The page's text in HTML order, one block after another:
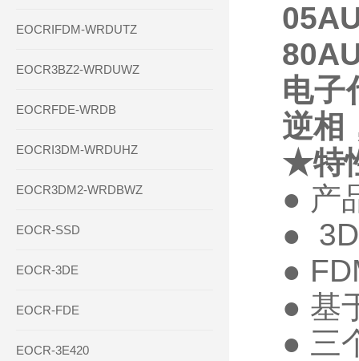
EOCRIFDM-WRDUTZ
EOCR3BZ2-WRDUWZ
EOCRFDE-WRDB
EOCRI3DM-WRDUHZ
EOCR3DM2-WRDBWZ
EOCR-SSD
EOCR-3DE
EOCR-FDE
EOCR-3E420
电子
逆相
★特
● 产
●
3
●
● 基
● 三